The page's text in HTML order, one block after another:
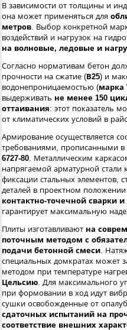
В зависимости от толщины и
она может применяться для
метров . Выбор конкретной
воздействий и нагрузок на
на волновые, ледовые и
Согласно нормативам бетон
прочности на сжатие (В25) и
водонепроницаемостью (марка
выдерживать не менее 150
оттаивания: этот показатель
от климатических условий в
Армирование осуществляется
требованиями, прописанными в
6727-80 . Металлическим
напрягаемой арматурной стали
фиксации стальных элементов,
деталей в проектном
контактно-точечной сварки
гарантирует максимальную
Плиты изготавливают на
поточным методом с
подачи бетонной смеси .
специальных домкратах может
методом при температуре
Цельсию . Для максимального
при формовании в ход идут
сушки освобожденные от
сдаточных испытаний на
соответствие внешних